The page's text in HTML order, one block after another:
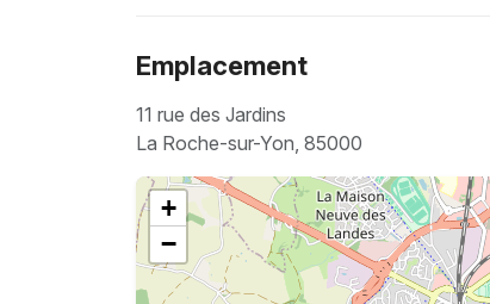
Emplacement
11 rue des Jardins
La Roche-sur-Yon, 85000
+
−